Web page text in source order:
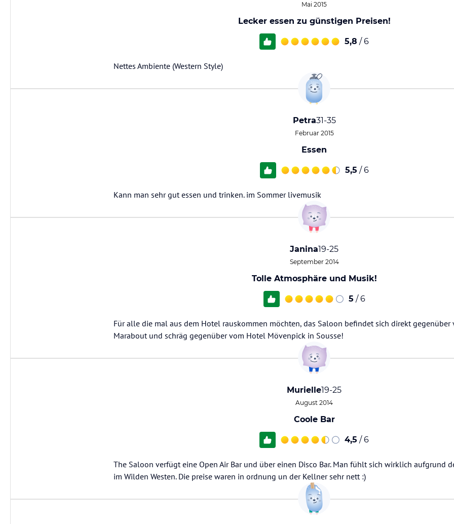
Mai 2015
Lecker essen zu günstigen Preisen!
5,8 / 6
Nettes Ambiente (Western Style)
Petra31-35
Februar 2015
Essen
5,5 / 6
Kann man sehr gut essen und trinken. im Sommer livemusik
Janina19-25
September 2014
Tolle Atmosphäre und Musik!
5 / 6
Für alle die mal aus dem Hotel rauskommen möchten, das Saloon befindet sich direkt gegenüber
Marabout und schräg gegenüber vom Hotel Mövenpick in Sousse!
Murielle19-25
August 2014
Coole Bar
4,5 / 6
The Saloon verfügt eine Open Air Bar und über einen Disco Bar. Man fühlt sich wirklich aufgrund
im Wilden Westen. Die preise waren in ordnung un der Kellner sehr nett :)